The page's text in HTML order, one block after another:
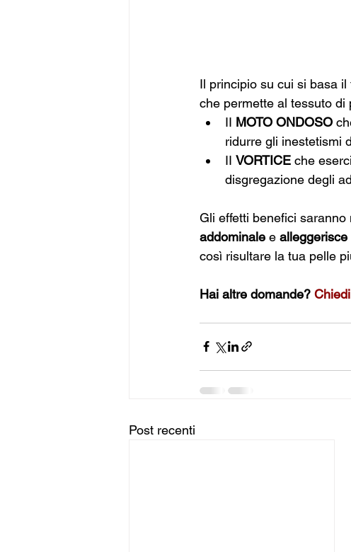
Il principio su cui si basa
che permette al tessuto di
II MOTO ONDOSO
ridurre gli inestetismi
II VORTICE che
disgregazione degli
Gli effetti benefici
addominale e
così risultare la tua pelle
Hai altre domande?
Post recenti